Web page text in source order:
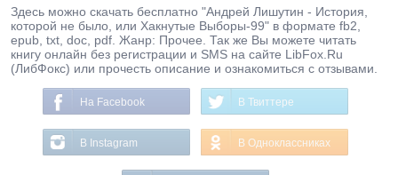
Здесь можно скачать бесплатно "Андрей Лишутин - Истоpия,
котоpой не было, или Хакнутые Выбоpы-99" в формате fb2,
epub, txt, doc, pdf. Жанр: Прочее. Так же Вы можете читать
книгу онлайн без регистрации и SMS на сайте LibFox.Ru
(ЛибФокс) или прочесть описание и ознакомиться с отзывами.
На Facebook В Твиттере
В Instagram В Одноклассниках